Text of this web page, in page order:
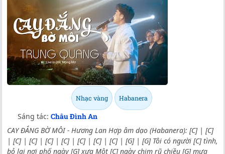
Nhạc vàng Habanera
Sáng tác: Châu Đình An
CAY ĐẮNG BỜ MÔI - Hương Lan Hợp âm dạo (Habanera): [C] | [C]
| [C] | [C] | [C] | [C] | [C] | [C] | [C] | [G] | [G] Tôi có người [C] tình,
bỏ lại nơi phố ngày [G] xưa Một [C] ngày chim rũ chiều [G] mưa